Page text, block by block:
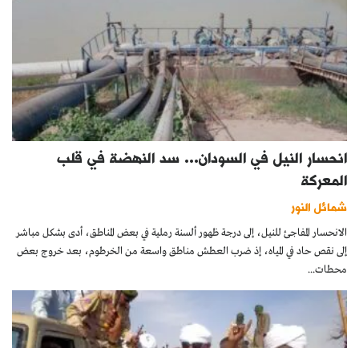
انحسار النيل في السودان… سد النهضة في قلب
المعركة
شمائل النور
الانحسار المفاجئ للنيل، إلى درجة ظهور ألسنة رملية في بعض المناطق، أدى بشكل مباشر
إلى نقص حاد في المياه، إذ ضرب العطش مناطق واسعة من الخرطوم، بعد خروج بعض
محطات...